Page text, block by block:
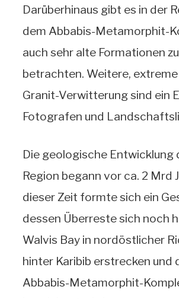
Darüberhinaus gibt es in der
dem Abbabis-Metamorphit-
auch sehr alte Formationen zu
betrachten. Weitere,
Granit-Verwitterung sind ein
Fotografen und
Die geologische Entwicklung
Region begann vor ca. 2 Mrd
dieser Zeit formte sich ein
dessen Überreste sich noch
Walvis Bay in nordöstlicher
hinter Karibib erstrecken und
Abbabis-Metamorphit-